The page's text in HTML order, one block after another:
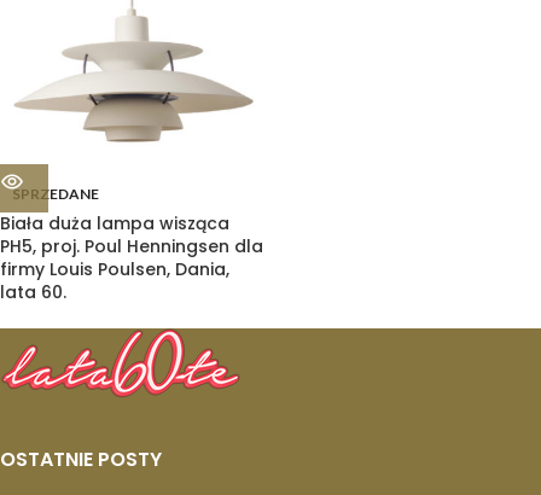
SPRZEDANE
Biała duża lampa wisząca
PH5, proj. Poul Henningsen dla
firmy Louis Poulsen, Dania,
lata 60.
OSTATNIE POSTY